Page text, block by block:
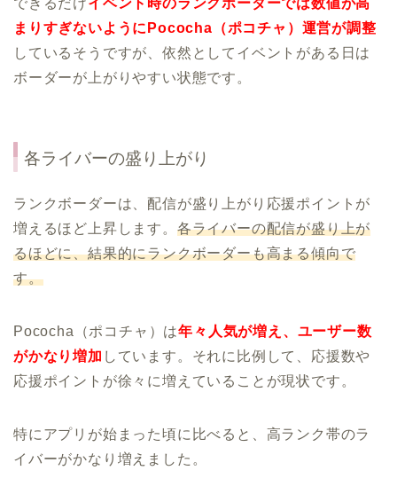
できるだけイベント時のランクボーダーでは数値が高
まりすぎないようにPococha（ポコチャ）運営が調整
しているそうですが、依然としてイベントがある日は
ボーダーが上がりやすい状態です。
各ライバーの盛り上がり
ランクボーダーは、配信が盛り上がり応援ポイントが
増えるほど上昇します。 各ライバーの配信が盛り上が
るほどに、結果的にランクボーダーも高まる傾向で
す。
Pococha（ポコチャ）は年々人気が増え、ユーザー数
がかなり増加 しています。それに比例して、応援数や
応援ポイントが徐々に増えていることが現状です。
特にアプリが始まった頃に比べると、高ランク帯のラ
イバーがかなり増えました。